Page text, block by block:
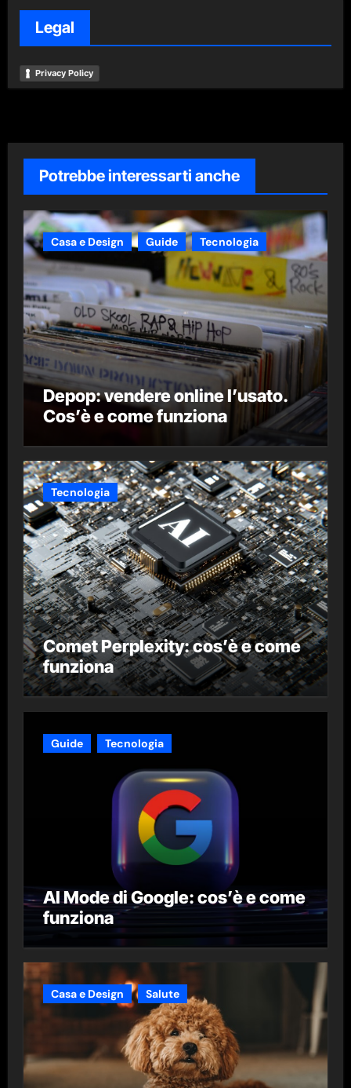
Legal
Privacy Policy
Potrebbe interessarti anche
Casa e Design Guide Tecnologia
Depop: vendere online l’usato.
Cos’è e come funziona
Tecnologia
Comet Perplexity: cos’è e come
funziona
Guide Tecnologia
AI Mode di Google: cos’è e come
funziona
Casa e Design Salute